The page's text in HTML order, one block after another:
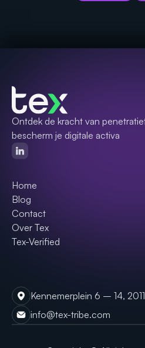
Ontdek de kracht van
bescherm je digitale activa
Home
Blog
Contact
Over Tex
Tex-Verified
Kennemerplein 6 – 14,
info@tex-tribe.com